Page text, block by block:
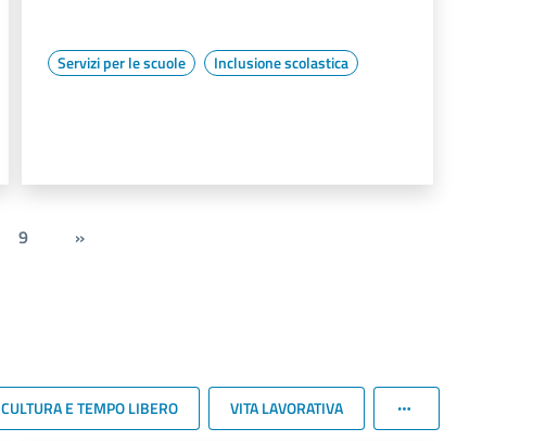
Servizi per le scuole Inclusione scolastica
9 »
CULTURA E TEMPO LIBERO VITA LAVORATIVA